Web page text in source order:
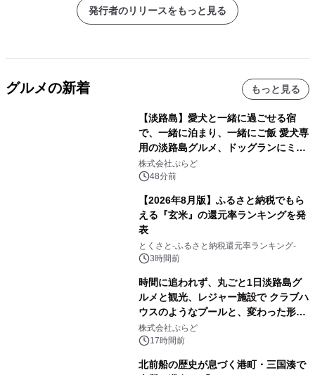
発行者のリリースをもっと見る
グルメの新着 もっと見る
【淡路島】愛犬と一緒に過ごせる宿
で、一緒に泊まり、一緒にご飯 愛犬専
用の淡路島グルメ、ドッグランにミニ
プール グランピングとトレーラーハウ
スの2施設で
株式会社ぷらど
48分前
【2026年8月版】ふるさと納税でもら
える『玄米』の還元率ランキングを発
表
とくさと-ふるさと納税還元率ランキング-
3時間前
時間に追われず、丸ごと1日淡路島グ
ルメと観光、レジャー施設で クラブハ
ウスのようなプールと、変わった形の
サウナも 「THE BOXY AWAJI」のお
得な素泊まり連泊プランで
株式会社ぷらど
17時間前
北前船の歴史が息づく港町・三国湊で